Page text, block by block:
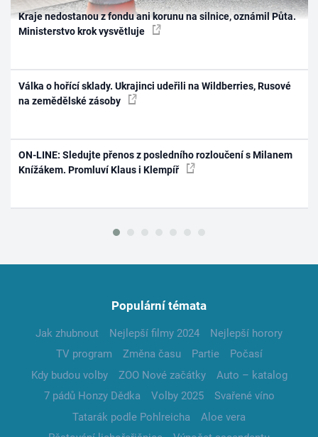
Kraje nedostanou z fondu ani korunu na silnice, oznámil Půta.
Ministerstvo krok vysvětluje
Válka o hořící sklady. Ukrajinci udeřili na Wildberries, Rusové
na zemědělské zásoby
ON-LINE: Sledujte přenos z posledního rozloučení s Milanem
Knížákem. Promluví Klaus i Klempíř
Populární témata
Jak zhubnout Nejlepší filmy 2024
Nejlepší horory
TV program
Změna času Partie
Počasí
Kdy budou volby
ZOO Nové začátky
Auto – katalog
7 pádů Honzy Dědka
Volby 2025
Svařené víno
Tatarák podle Pohlreicha
Aloe vera